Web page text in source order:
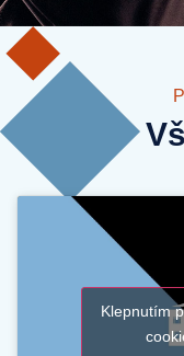
Klepnutím